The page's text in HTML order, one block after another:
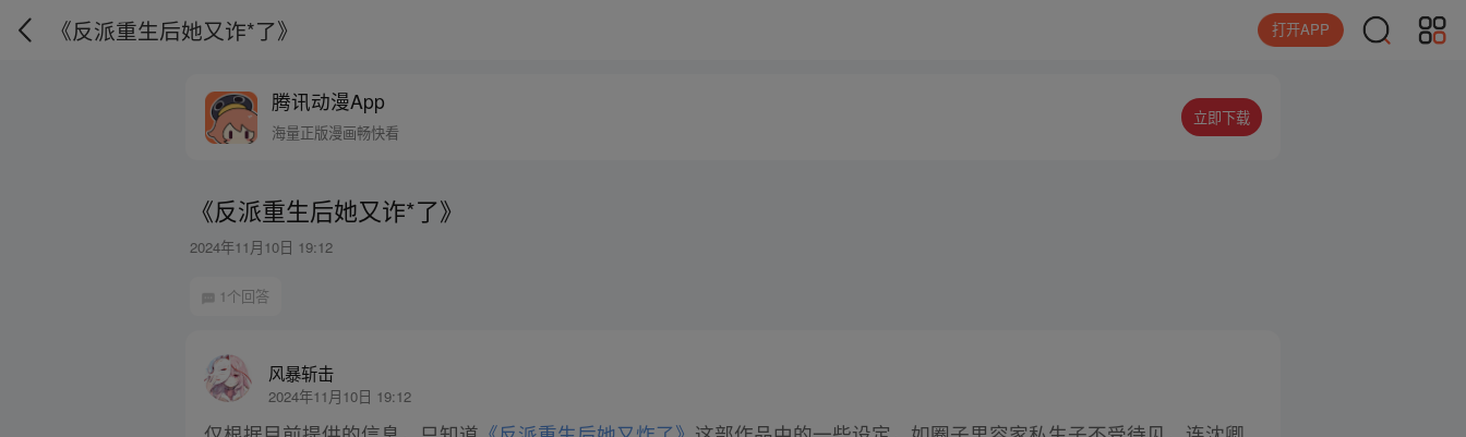
《反派重生后她又诈*了》 打开APP
腾讯动漫App
海量正版漫画畅快看
立即下载
《反派重生后她又诈*了》
2024年11月10日 19:12
1个回答
风暴斩击
2024年11月10日 19:12